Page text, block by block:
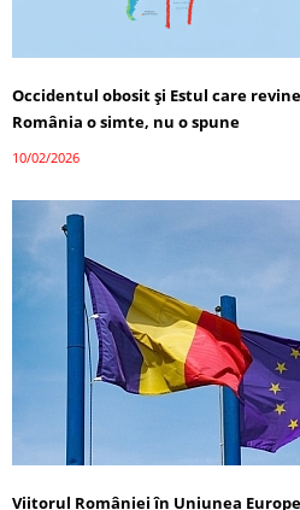
Occidentul obosit și Estul care
România o simte, nu o spune
10/02/2026
Viitorul României în Uniunea